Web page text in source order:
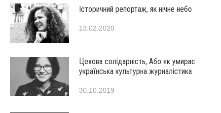
Історичний репортаж, як нічне небо
13.02.2020
Цехова солідарність, Або як умирає
українська культурна журналістика
30.10.2019